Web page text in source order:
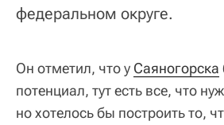
федеральном округе.
Он отметил, что у Саяногорска
потенциал, тут есть все, что
но хотелось бы построить то,